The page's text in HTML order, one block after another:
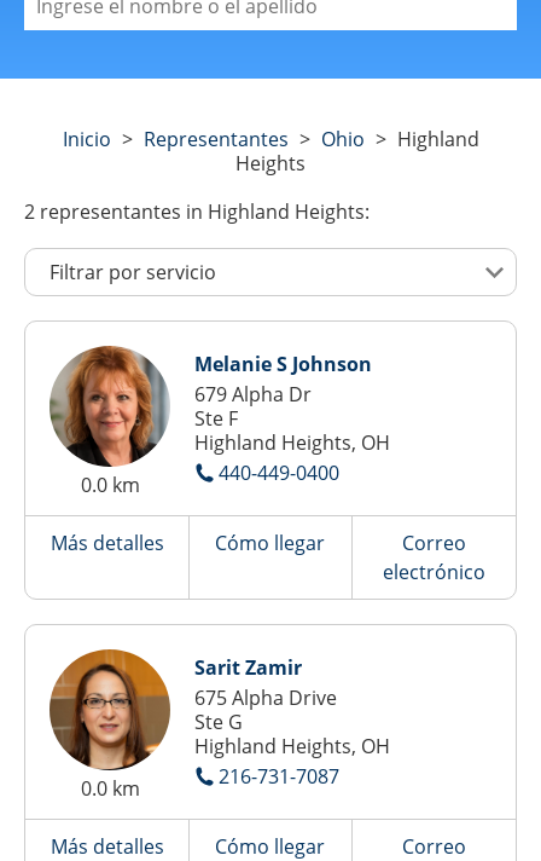
Inicio > Representantes > Ohio > Highland
Heights
2 representantes in Highland Heights:
0.0 km
Melanie S Johnson
679 Alpha Dr
Ste F
Highland Heights, OH
440-449-0400
Más detalles Cómo llegar
Correo
electrónico
0.0 km
Sarit Zamir
675 Alpha Drive
Ste G
Highland Heights, OH
216-731-7087
Más detalles Cómo llegar
Correo